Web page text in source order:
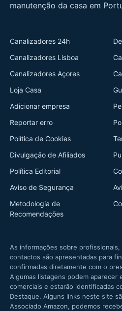
manutenção da casa em
Canalizadores 24h
Canalizadores Lisboa
Canalizadores Açores
Loja Casa
Adicionar empresa
Reportar erro
Política de Cookies
Divulgação de Afiliados
Política Editorial
Aviso de Segurança
Metodologia de
Recomendações
As informações sobre
contactos são apresentadas para
confirmadas diretamente com o
Algumas listagens podem aparecer
comerciais e estarão identificadas
Destaque. Alguns links neste site
Associado Amazon, podemos